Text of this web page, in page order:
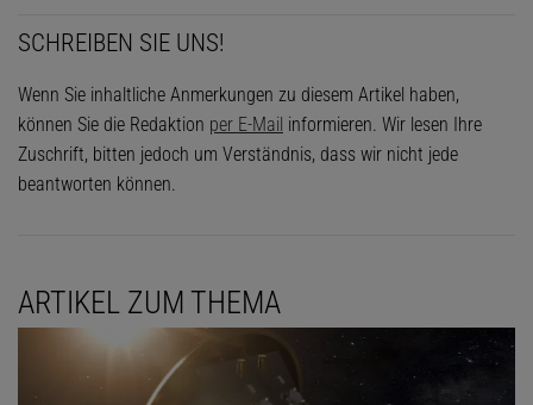
SCHREIBEN SIE UNS!
Wenn Sie inhaltliche Anmerkungen zu diesem Artikel haben,
können Sie die Redaktion per E-Mail informieren. Wir lesen Ihre
Zuschrift, bitten jedoch um Verständnis, dass wir nicht jede
beantworten können.
ARTIKEL ZUM THEMA